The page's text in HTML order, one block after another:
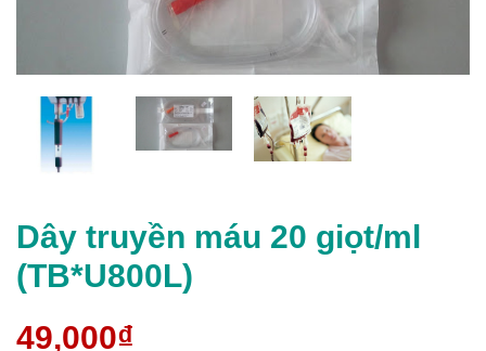
Dây truyền máu 20 giọt/ml
(TB*U800L)
49,000₫